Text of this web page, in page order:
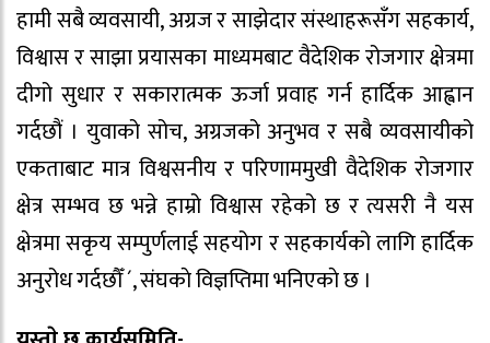
हामी सबै व्यवसायी, अग्रज र साझेदार संस्थाहरूसँग सहकार्य,
विश्वास र साझा प्रयासका माध्यमबाट वैदेशिक रोजगार क्षेत्रमा
दीगो सुधार र सकारात्मक ऊर्जा प्रवाह गर्न हार्दिक आह्वान
गर्दछौं । युवाको सोच, अग्रजको अनुभव र सबै व्यवसायीको
एकताबाट मात्र विश्वसनीय र परिणाममुखी वैदेशिक रोजगार
क्षेत्र सम्भव छ भन्ने हाम्रो विश्वास रहेको छ र त्यसरी नै यस
क्षेत्रमा सकृय सम्पुर्णलाई सहयोग र सहकार्यको लागि हार्दिक
अनुरोध गर्दछौँ ´, संघकाे विज्ञप्तिमा भनिएकाे छ ।